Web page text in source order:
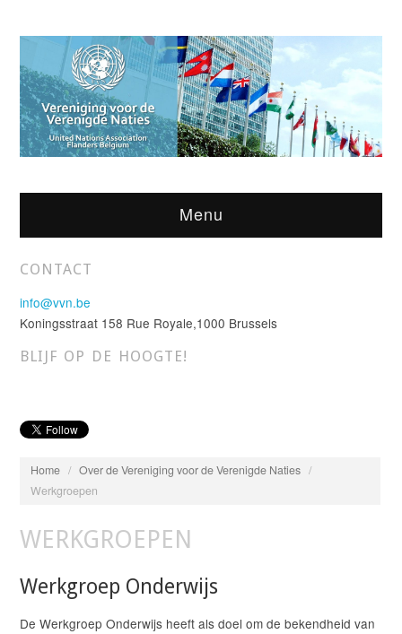
Menu
CONTACT
info@vvn.be
Koningsstraat 158 Rue Royale,1000 Brussels
BLIJF OP DE HOOGTE!
Home / Over de Vereniging voor de Verenigde Naties /
Werkgroepen
WERKGROEPEN
Werkgroep Onderwijs
De Werkgroep Onderwijs heeft als doel om de bekendheid van